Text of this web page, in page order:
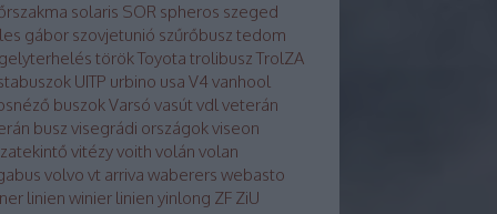
solaris SOR spheros szeged
gábor szovjetunió szűrőbusz tedom
törökToyota trolibusz TrolZA
UITP urbino usa V4 vanhool
buszokVarsó vasút vdlveterán
busz visegrádi országokviseon
vitézyvoith volán volan
volvo vt arriva waberers webasto
linien winier linien yinlong ZF ZiU